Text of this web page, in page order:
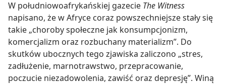
W południowoafrykańskiej gazecie The Witness
napisano, że w Afryce coraz powszechniejsze stały się
takie „choroby społeczne jak konsumpcjonizm,
komercjalizm oraz rozbuchany materializm”. Do
skutków ubocznych tego zjawiska zaliczono „stres,
zadłużenie, marnotrawstwo, przepracowanie,
poczucie niezadowolenia, zawiść oraz depresję”. Winą